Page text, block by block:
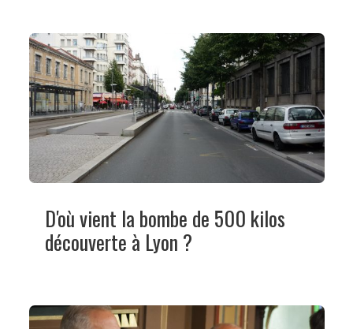
D'où vient la bombe de 500 kilos
découverte à Lyon ?